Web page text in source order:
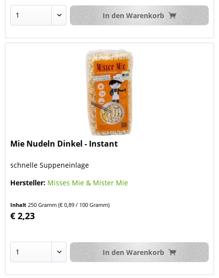
In den Warenkorb
Mie Nudeln Dinkel - Instant
schnelle Suppeneinlage
Hersteller: Misses Mie & Mister Mie
Inhalt250 Gramm(€ 0,89 / 100 Gramm)
€ 2,23
In den Warenkorb